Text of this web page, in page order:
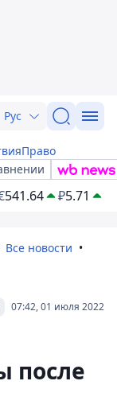
Рус
Право
541.64 ₽5.71
Все новости
07:42, 01 июля 2022
после